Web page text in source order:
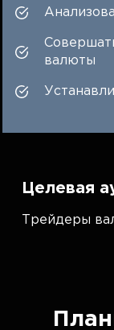
валюты
Целевая
Трейдеры